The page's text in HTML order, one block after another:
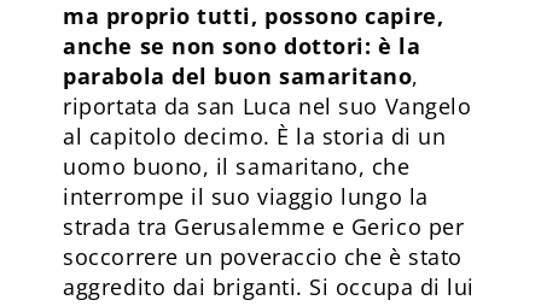
ma proprio tutti, possono capire,
anche se non sono dottori: è la
parabola del buon samaritano,
riportata da san Luca nel suo Vangelo
al capitolo decimo. È la storia di un
uomo buono, il samaritano, che
interrompe il suo viaggio lungo la
strada tra Gerusalemme e Gerico per
soccorrere un poveraccio che è stato
aggredito dai briganti. Si occupa di lui